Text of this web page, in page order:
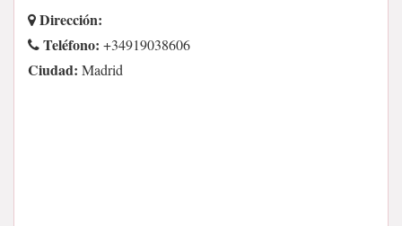
Dirección:
Teléfono: +34919038606
Ciudad: Madrid